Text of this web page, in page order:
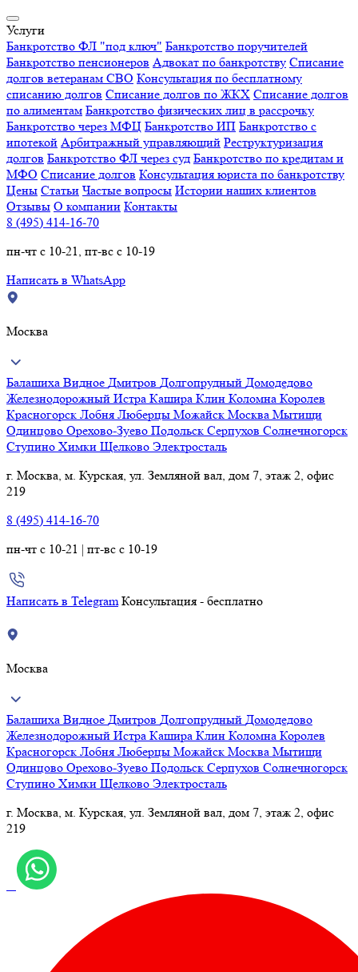
Услуги
Банкротство ФЛ "под ключ" Банкротство поручителей
Банкротство пенсионеров Адвокат по банкротству Списание
долгов ветеранам СВО Консультация по бесплатному
списанию долгов Списание долгов по ЖКХ Списание долгов
по алиментам Банкротство физических лиц в рассрочку
Банкротство через МФЦ Банкротство ИП Банкротство с
ипотекой Арбитражный управляющий Реструктуризация
долгов Банкротство ФЛ через суд Банкротство по кредитам и
МФО Списание долгов Консультация юриста по банкротству
Цены Статьи Частые вопросы Истории наших клиентов
Отзывы О компании Контакты
8 (495) 414-16-70
пн-чт с 10-21, пт-вс с 10-19
Написать в WhatsApp
Москва
Балашиха Видное Дмитров Долгопрудный Домодедово
Железнодорожный Истра Кашира Клин Коломна Королев
Красногорск Лобня Люберцы Можайск Москва Мытищи
Одинцово Орехово-Зуево Подольск Серпухов Солнечногорск
Ступино Химки Щелково Электросталь
г. Москва, м. Курская, ул. Земляной вал, дом 7, этаж 2, офис
219
8 (495) 414-16-70
пн-чт с 10-21 | пт-вс с 10-19
Написать в Telegram Консультация - бесплатно
Москва
Балашиха Видное Дмитров Долгопрудный Домодедово
Железнодорожный Истра Кашира Клин Коломна Королев
Красногорск Лобня Люберцы Можайск Москва Мытищи
Одинцово Орехово-Зуево Подольск Серпухов Солнечногорск
Ступино Химки Щелково Электросталь
г. Москва, м. Курская, ул. Земляной вал, дом 7, этаж 2, офис
219